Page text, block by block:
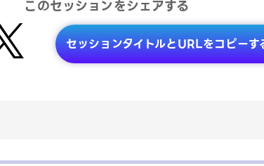
このセッションをシェアする
セッションタイトルとURLをコピーす